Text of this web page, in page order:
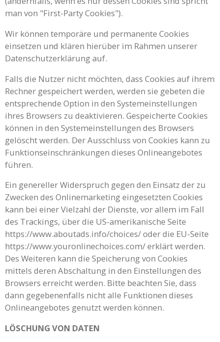
man von "First-Party Cookies").
Wir können temporäre und permanente Cookies
einsetzen und klären hierüber im Rahmen unserer
Datenschutzerklärung auf.
Falls die Nutzer nicht möchten, dass Cookies auf ihrem
Rechner gespeichert werden, werden sie gebeten die
entsprechende Option in den Systemeinstellungen
ihres Browsers zu deaktivieren. Gespeicherte Cookies
können in den Systemeinstellungen des Browsers
gelöscht werden. Der Ausschluss von Cookies kann zu
Funktionseinschränkungen dieses Onlineangebotes
führen.
Ein genereller Widerspruch gegen den Einsatz der zu
Zwecken des Onlinemarketing eingesetzten Cookies
kann bei einer Vielzahl der Dienste, vor allem im Fall
des Trackings, über die US-amerikanische Seite
https://www.aboutads.info/choices/ oder die EU-Seite
https://www.youronlinechoices.com/ erklärt werden.
Des Weiteren kann die Speicherung von Cookies
mittels deren Abschaltung in den Einstellungen des
Browsers erreicht werden. Bitte beachten Sie, dass
dann gegebenenfalls nicht alle Funktionen dieses
Onlineangebotes genutzt werden können.
LÖSCHUNG VON DATEN